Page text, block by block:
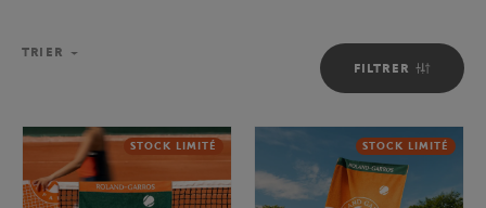
FILTRER
TRIER
STOCK LIMITÉ STOCK LIMITÉ